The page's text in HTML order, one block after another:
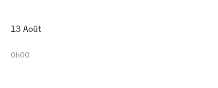
13 Août
0h00